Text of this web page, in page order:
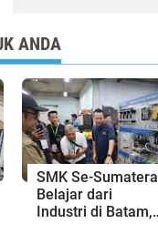
ANDA
SMK Se-Sumatera
Belajar dari
Industri di Batam,